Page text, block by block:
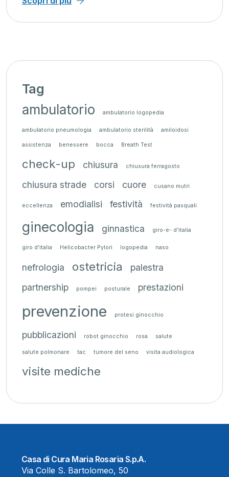
Tag
ambulatorio ambulatorio logopedia
ambulatorio pneumologia ambulatorio sterilità amiloidosi
assistenza benessere bocca Breath Test
check-up chiusura chiusura ferragosto
chiusura strade corsi cuore cusano mutri
eccellenza emodialisi festività festività pasquali
ginecologia ginnastica giro-e- d'italia
giro d'italia Helicobacter Pylori logopedia naso
nefrologia ostetricia
palestra
partnership
pompei posturale prestazioni
prevenzione protesi ginocchio
pubblicazioni robot ginocchio rosa salute
salute polmonare tac tumore del seno visita audiologica
visite mediche
Casa di Cura Maria Rosaria S.p.A.
Via Colle S. Bartolomeo, 50